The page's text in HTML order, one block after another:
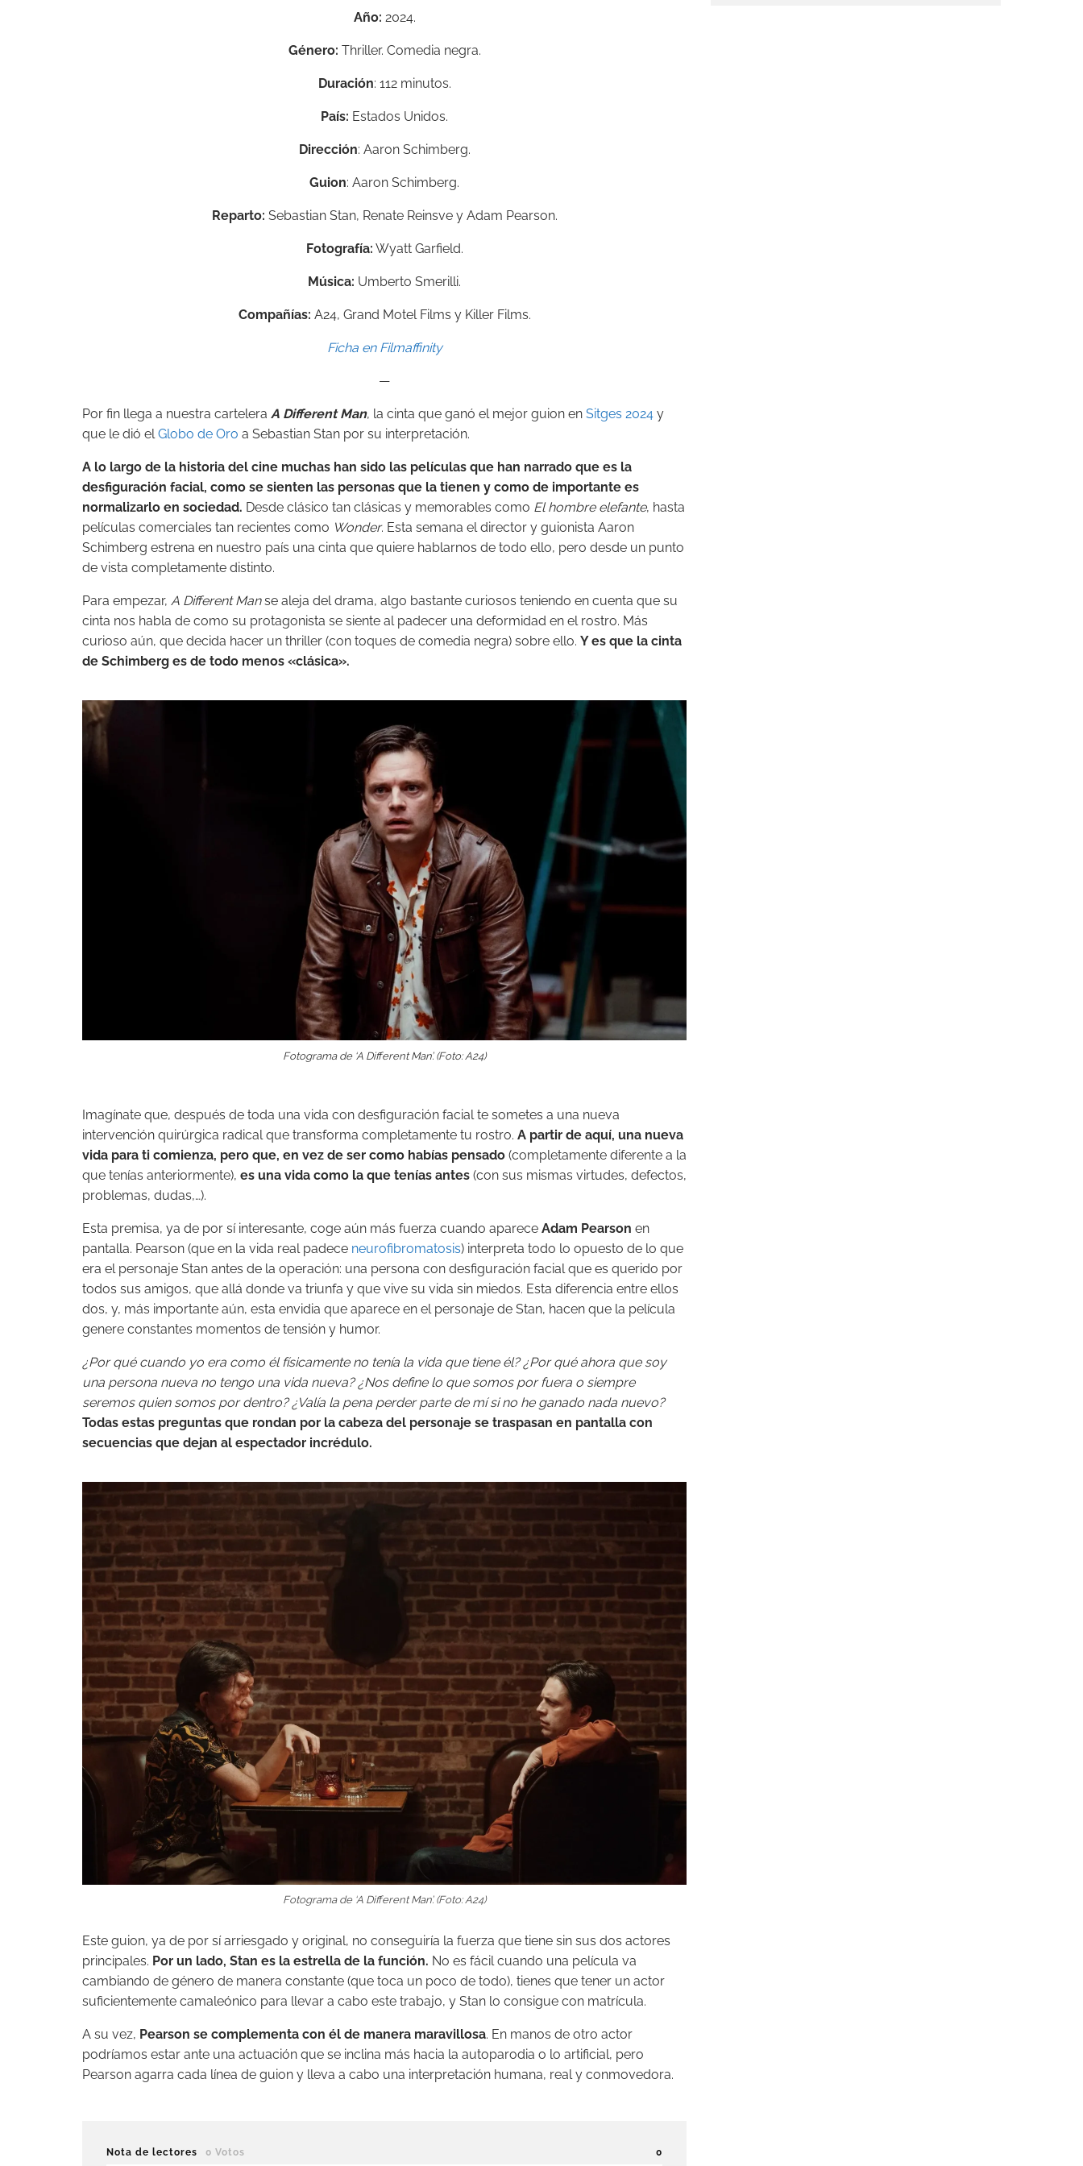
Año: 2024.
Género: Thriller. Comedia negra.
Duración: 112 minutos.
País: Estados Unidos.
Dirección: Aaron Schimberg.
Guion: Aaron Schimberg.
Reparto: Sebastian Stan, Renate Reinsve y Adam Pearson.
Fotografía: Wyatt Garfield.
Música: Umberto Smerilli.
Compañías: A24, Grand Motel Films y Killer Films.
Ficha en Filmaffinity
—
Por fin llega a nuestra cartelera A Different Man, la cinta que ganó el mejor guion en Sitges 2024 y
que le dió elGlobo de Oro a Sebastian Stan por su interpretación.
A lo largo de la historia del cine muchas han sido las películas que han narrado que es la
desfiguración facial, como se sienten las personas que la tienen y como de importante es
normalizarlo en sociedad. Desde clásico tan clásicas y memorables como El hombre elefante, hasta
películas comerciales tan recientes como Wonder. Esta semana el director y guionista Aaron
Schimberg estrena en nuestro país una cinta que quiere hablarnos de todo ello, pero desde un punto
de vista completamente distinto.
Para empezar, A Different Manse aleja del drama, algo bastante curiosos teniendo en cuenta que su
cinta nos habla de como su protagonista se siente al padecer una deformidad en el rostro. Más
curioso aún, que decida hacer un thriller (con toques de comedia negra) sobre ello. Y es que la cinta
de Schimberg es de todo menos «clásica».
Fotograma de ‘A Different Man’. (Foto: A24)
Imagínate que, después de toda una vida con desfiguración facial te sometes a una nueva
intervención quirúrgica radical que transforma completamente tu rostro. A partir de aquí, una nueva
vida para ti comienza, pero que, en vez de ser como habías pensado (completamente diferente a la
que tenías anteriormente), es una vida como la que tenías antes (con sus mismas virtudes, defectos,
problemas, dudas,…).
Esta premisa, ya de por sí interesante, coge aún más fuerza cuando aparece Adam Pearson en
pantalla. Pearson (que en la vida real padece neurofibromatosis) interpreta todo lo opuesto de lo que
era el personaje Stan antes de la operación: una persona con desfiguración facial que es querido por
todos sus amigos, que allá donde va triunfa y que vive su vida sin miedos. Esta diferencia entre ellos
dos, y, más importante aún, esta envidia que aparece en el personaje de Stan, hacen que la película
genere constantes momentos de tensión y humor.
¿Por qué cuando yo era como él físicamente no tenía la vida que tiene él? ¿Por qué ahora que soy
una persona nueva no tengo una vida nueva? ¿Nos define lo que somos por fuera o siempre
seremos quien somos por dentro? ¿Valía la pena perder parte de mí si no he ganado nada nuevo?
Todas estas preguntas que rondan por la cabeza del personaje se traspasan en pantalla con
secuencias que dejan al espectador incrédulo.
Fotograma de ‘A Different Man’. (Foto: A24)
Este guion, ya de por sí arriesgado y original, no conseguiría la fuerza que tiene sin sus dos actores
principales. Por un lado, Stan es la estrella de la función. No es fácil cuando una película va
cambiando de género de manera constante (que toca un poco de todo), tienes que tener un actor
suficientemente camaleónico para llevar a cabo este trabajo, y Stan lo consigue con matrícula.
A su vez, Pearson se complementa con él de manera maravillosa. En manos de otro actor
podríamos estar ante una actuación que se inclina más hacia la autoparodia o lo artificial, pero
Pearson agarra cada línea de guion y lleva a cabo una interpretación humana, real y conmovedora.
Nota de lectores 0 Votos 0